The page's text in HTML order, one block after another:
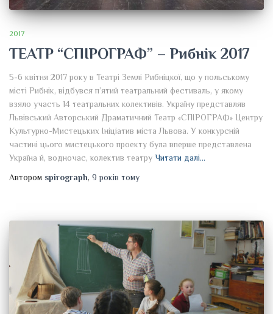
2017
ТЕАТР “СПІРОГРАФ” – Рибнік 2017
5-6 квітня 2017 року в Театрі Землі Рибніцкої, що у польському
місті Рибнік, відбувся п’ятий театральний фестиваль, у якому
взяло участь 14 театральних колективів. Україну представляв
Львівський Авторський Драматичний Театр «СПІРОГРАФ» Центру
Культурно-Мистецьких Ініціатив міста Львова. У конкурсній
частині цього мистецького проекту була вперше представлена
Україна й, водночас, колектив театру Читати далі…
Автором spirograph, 9 років тому